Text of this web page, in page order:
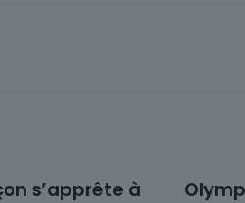
s’apprête à